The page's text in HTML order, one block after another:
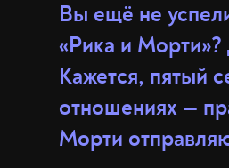
Вы ещё не
«Рика и
Кажется, пятый
отношениях —
Морти